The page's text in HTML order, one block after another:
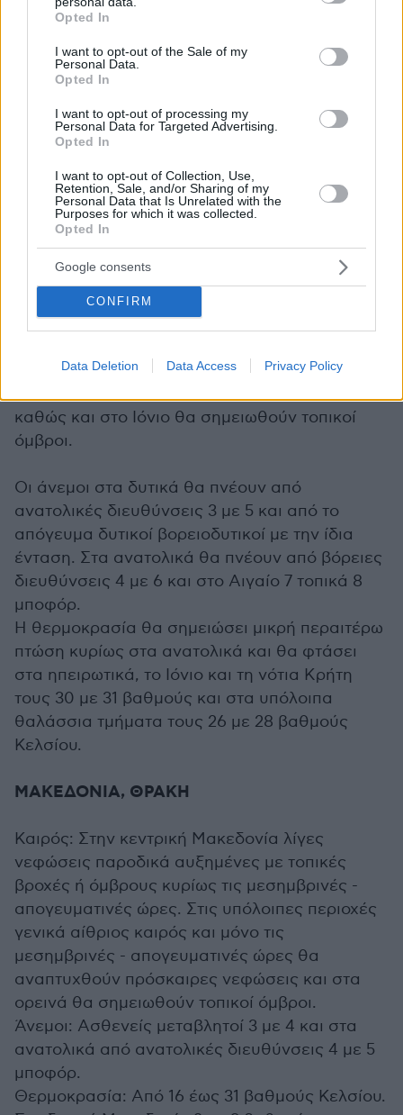
grant or deny consent to Google and its third-party tags to
use your data for below specified purposes in below Google
consent section.
Opted In
I want to opt-out of the Sale of my
Personal Data.
Opted In
I want to opt-out of processing my
Personal Data for Targeted Advertising.
Opted In
I want to opt-out of Collection, Use,
Retention, Sale, and/or Sharing of my
Personal Data that Is Unrelated with the
Purposes for which it was collected.
Opted In
Google consents
CONFIRM
Data Deletion Data Access Privacy Policy
τους, σύμφωνα με το
Παράλληλα, καταιγίδα έπληξε το Τσοτύλι
Κοζάνης, πλημμυρίζοντας αυλές σπιτιών και
δρόμους.
Αναλυτικά ο καιρός την Κυριακή, σύμφωνα με την
Στην κεντρική Μακεδονία και την ανατολική
Θεσσαλία και το νότιο Ιόνιο λίγες νεφώσεις
παροδικά αυξημένες με τοπικές βροχές ή
όμβρους κυρίως τις μεσημβρινές -
απογευματινές ώρες. Στην υπόλοιπη χώρα
γενικά αίθριος καιρός και μόνο κατά τόπους
απογευματινές ώρες θα αναπτυχθούν
καθώς και στο Ιόνιο θα σημειωθούν τοπικοί
όμβροι.
Οι άνεμοι στα δυτικά θα πνέουν από
ανατολικές διευθύνσεις 3 με 5 και από το
απόγευμα δυτικοί βορειοδυτικοί με την ίδια
ένταση. Στα ανατολικά θα πνέουν από βόρειες
διευθύνσεις 4 με 6 και στο Αιγαίο 7 τοπικά 8
μποφόρ.
Η θερμοκρασία θα σημειώσει μικρή περαιτέρω
πτώση κυρίως στα ανατολικά και θα φτάσει
στα ηπειρωτικά, το Ιόνιο και τη νότια Κρήτη
τους 30 με 31 βαθμούς και στα υπόλοιπα
θαλάσσια τμήματα τους 26 με 28 βαθμούς
Κελσίου.
ΜΑΚΕΔΟΝΙΑ, ΘΡΑΚΗ
Καιρός: Στην κεντρική Μακεδονία λίγες
νεφώσεις παροδικά αυξημένες με τοπικές
βροχές ή όμβρους κυρίως τις μεσημβρινές -
απογευματινές ώρες. Στις υπόλοιπες περιοχές
γενικά αίθριος καιρός και μόνο τις
μεσημβρινές - απογευματινές ώρες θα
αναπτυχθούν πρόσκαιρες νεφώσεις και στα
ορεινά θα σημειωθούν τοπικοί όμβροι.
Άνεμοι: Ασθενείς μεταβλητοί 3 με 4 και στα
ανατολικά από ανατολικές διευθύνσεις 4 με 5
μποφόρ.
Θερμοκρασία: Από 16 έως 31 βαθμούς Κελσίου.